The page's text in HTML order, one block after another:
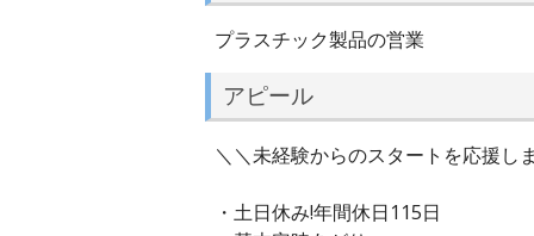
プラスチック製品の営業
アピール
＼＼未経験からのスタートを応援し
・土日休み!年間休日115日